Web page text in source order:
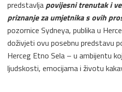
predstavljapovijesni trenutak i
priznanje za umjetnika s ovih
pozornice Sydneya, publika u
doživjeti ovu posebnu predstavu
Herceg Etno Sela – u ambijentu
ljudskosti, emocijama i životu